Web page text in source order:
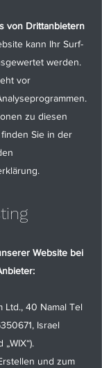
von Drittanbietern
kann Ihr Surf-
werden.
vor
zu diesen
Sie in der
Website bei
Ltd., 40 Namal Tel
Israel
und zum